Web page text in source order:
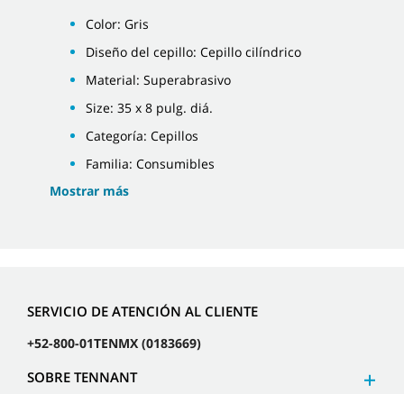
Color: Gris
Diseño del cepillo: Cepillo cilíndrico
Material: Superabrasivo
Size: 35 x 8 pulg. diá.
Categoría: Cepillos
Familia: Consumibles
Mostrar más
SERVICIO DE ATENCIÓN AL CLIENTE
+52-800-01TENMX (0183669)
SOBRE TENNANT